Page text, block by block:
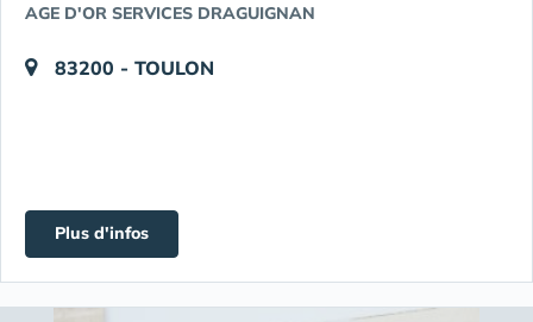
AGE D'OR SERVICES DRAGUIGNAN
83200 - TOULON
Plus d'infos